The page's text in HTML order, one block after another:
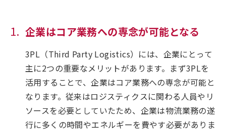
企業はコア業務への専念が可能となる
3PL（Third Party Logistics）には、企業にとって
主に2つの重要なメリットがあります。まず3PLを
活用することで、企業はコア業務への専念が可能と
なります。従来はロジスティクスに関わる人員やリ
ソースを必要としていたため、企業は物流業務の遂
行に多くの時間やエネルギーを費やす必要がありま